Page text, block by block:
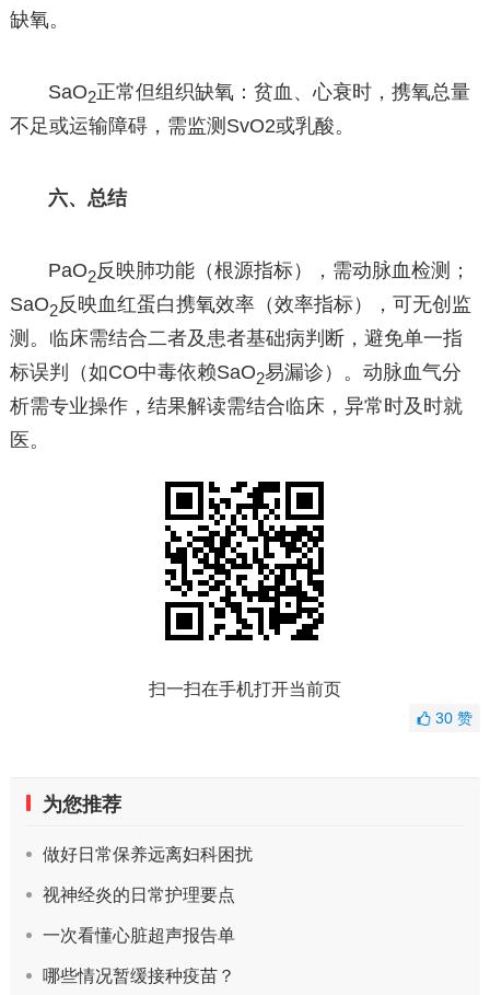
缺氧。
SaO2正常但组织缺氧：贫血、心衰时，携氧总量
不足或运输障碍，需监测SvO2或乳酸。
六、总结
PaO2反映肺功能（根源指标），需动脉血检测；
SaO2反映血红蛋白携氧效率（效率指标），可无创监
测。临床需结合二者及患者基础病判断，避免单一指
标误判（如CO中毒依赖SaO2易漏诊）。动脉血气分
析需专业操作，结果解读需结合临床，异常时及时就
医。
扫一扫在手机打开当前页
30赞
为您推荐
做好日常保养远离妇科困扰
视神经炎的日常护理要点
一次看懂心脏超声报告单
哪些情况暂缓接种疫苗？